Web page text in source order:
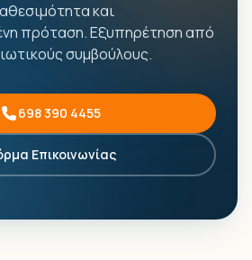
και
πρόταση. Εξυπηρέτηση από
συμβούλους.
698 390 4455
Επικοινωνίας